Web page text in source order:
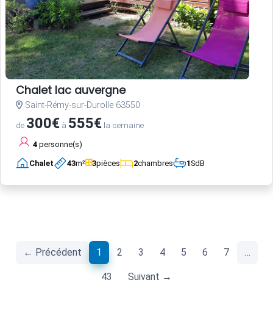
Chalet lac auvergne
Saint-Rémy-sur-Durolle 63550
de 300€ à 555€ la semaine
4 personne(s)
Chalet 43m² 3pièces 2chambres 1SdB
← Précédent 1 (current)
2 3 4 5 6 7 …
43 Suivant →